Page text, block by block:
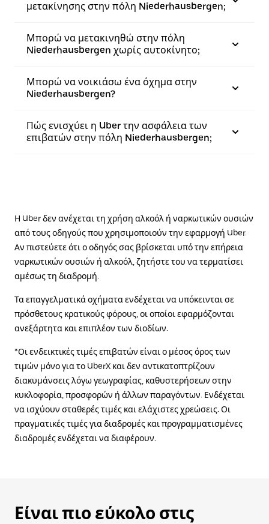
μετακίνησης στην πόλη Niederhausbergen;
Μπορώ να μετακινηθώ στην πόλη
Niederhausbergen χωρίς αυτοκίνητο;
Μπορώ να νοικιάσω ένα όχημα στην
Niederhausbergen?
Πώς ενισχύει η Uber την ασφάλεια των
επιβατών στην πόλη Niederhausbergen;
Η Uber δεν ανέχεται τη χρήση αλκοόλ ή ναρκωτικών ουσιών
από τους οδηγούς που χρησιμοποιούν την εφαρμογή Uber.
Αν πιστεύετε ότι ο οδηγός σας βρίσκεται υπό την επήρεια
ναρκωτικών ουσιών ή αλκοόλ, ζητήστε του να τερματίσει
αμέσως τη διαδρομή.
Τα επαγγελματικά οχήματα ενδέχεται να υπόκεινται σε
πρόσθετους κρατικούς φόρους, οι οποίοι εφαρμόζονται
ανεξάρτητα και επιπλέον των διοδίων.
*Οι ενδεικτικές τιμές επιβατών είναι ο μέσος όρος των
τιμών μόνο για το UberX και δεν αντικατοπτρίζουν
διακυμάνσεις λόγω γεωγραφίας, καθυστερήσεων στην
κυκλοφορία, προσφορών ή άλλων παραγόντων. Ενδέχεται
να ισχύουν σταθερές τιμές και ελάχιστες χρεώσεις. Οι
πραγματικές τιμές για διαδρομές και προγραμματισμένες
διαδρομές ενδέχεται να διαφέρουν.
Είναι πιο εύκολο στις